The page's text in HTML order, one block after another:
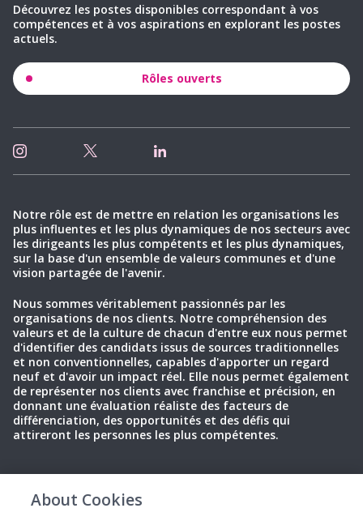
Découvrez les postes disponibles correspondant à vos
compétences et à vos aspirations en explorant les postes
actuels.
Rôles ouverts
Notre rôle est de mettre en relation les organisations les
plus influentes et les plus dynamiques de nos secteurs avec
les dirigeants les plus compétents et les plus dynamiques,
sur la base d'un ensemble de valeurs communes et d'une
vision partagée de l'avenir.
Nous sommes véritablement passionnés par les
organisations de nos clients. Notre compréhension des
valeurs et de la culture de chacun d'entre eux nous permet
d'identifier des candidats issus de sources traditionnelles
et non conventionnelles, capables d'apporter un regard
neuf et d'avoir un impact réel. Elle nous permet également
de représenter nos clients avec franchise et précision, en
donnant une évaluation réaliste des facteurs de
différenciation, des opportunités et des défis qui
attireront les personnes les plus compétentes.
Politique de
About Cookies